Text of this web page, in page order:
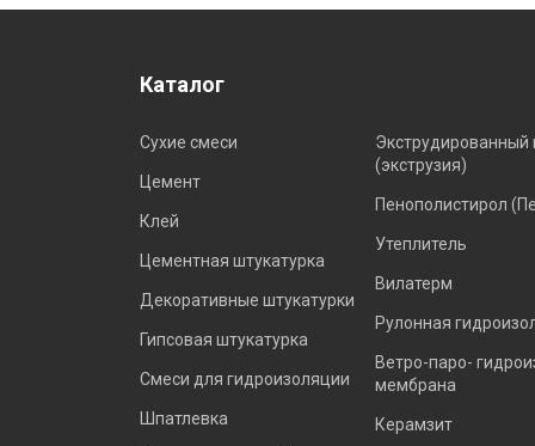
Каталог
Сухие смеси
Цемент
Клей
Цементная штукатурка
Декоративные штукатурки
Гипсовая штукатурка
Смеси для гидроизоляции
Шпатлевка
Экструдированный
(экструзия)
Пенополистирол
Утеплитель
Вилатерм
Рулонная
Ветро-паро-
мембрана
Керамзит